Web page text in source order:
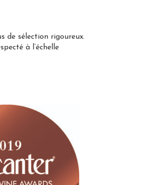
de sélection rigoureux.
à l’échelle